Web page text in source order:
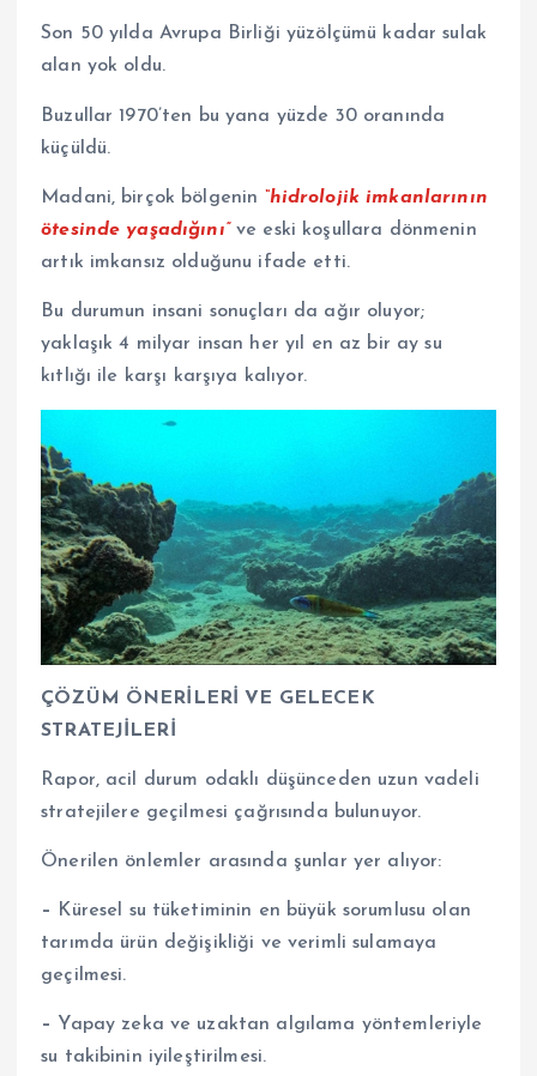
Son 50 yılda Avrupa Birliği yüzölçümü kadar sulak
alan yok oldu.
Buzullar 1970’ten bu yana yüzde 30 oranında
küçüldü.
Madani, birçok bölgenin “hidrolojik imkanlarının
ötesinde yaşadığını”ve eski koşullara dönmenin
artık imkansız olduğunu ifade etti.
Bu durumun insani sonuçları da ağır oluyor;
yaklaşık 4 milyar insan her yıl en az bir ay su
kıtlığı ile karşı karşıya kalıyor.
ÇÖZÜM ÖNERİLERİ VE GELECEK
STRATEJİLERİ
Rapor, acil durum odaklı düşünceden uzun vadeli
stratejilere geçilmesi çağrısında bulunuyor.
Önerilen önlemler arasında şunlar yer alıyor:
–
Küresel su tüketiminin en büyük sorumlusu olan
tarımda ürün değişikliği ve verimli sulamaya
geçilmesi.
– Yapay zeka ve uzaktan algılama yöntemleriyle
su takibinin iyileştirilmesi.